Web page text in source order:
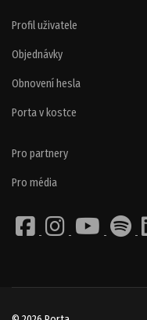
Profil uživatele
Objednávky
Obnovení hesla
Porta v kostce
Pro partnery
Pro média